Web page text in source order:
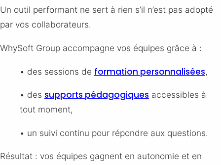
Un outil performant ne sert à rien s’il n’est pas adopté
par vos collaborateurs.
WhySoft Group accompagne vos équipes grâce à :
• des sessions de formation personnalisées,
• des supports pédagogiques accessibles à
tout moment,
• un suivi continu pour répondre aux questions.
Résultat : vos équipes gagnent en autonomie et en